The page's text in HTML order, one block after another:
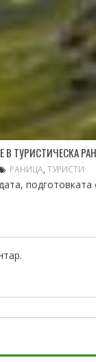
ТУРИСТИЧЕСКА
РАНИЦА, ТУРИСТИ